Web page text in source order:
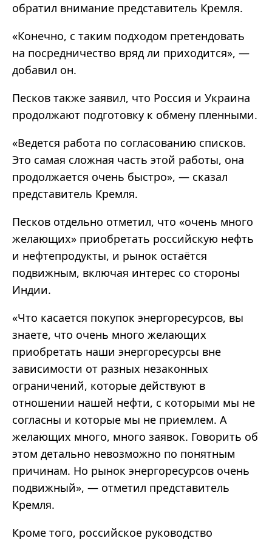
обратил внимание представитель Кремля.
«Конечно, с таким подходом претендовать
на посредничество вряд ли приходится», —
добавил он.
Песков также заявил, что Россия и Украина
продолжают подготовку к обмену пленными.
«Ведется работа по согласованию списков.
Это самая сложная часть этой работы, она
продолжается очень быстро», — сказал
представитель Кремля.
Песков отдельно отметил, что «очень много
желающих» приобретать российскую нефть
и нефтепродукты, и рынок остаётся
подвижным, включая интерес со стороны
Индии.
«Что касается покупок энергоресурсов, вы
знаете, что очень много желающих
приобретать наши энергоресурсы вне
зависимости от разных незаконных
ограничений, которые действуют в
отношении нашей нефти, с которыми мы не
согласны и которые мы не приемлем. А
желающих много, много заявок. Говорить об
этом детально невозможно по понятным
причинам. Но рынок энергоресурсов очень
подвижный», — отметил представитель
Кремля.
Кроме того, российское руководство